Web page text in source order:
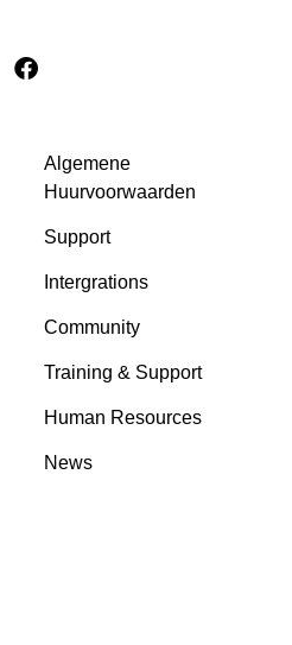
Algemene
Huurvoorwaarden
Support
Intergrations
Community
Training & Support
Human Resources
News